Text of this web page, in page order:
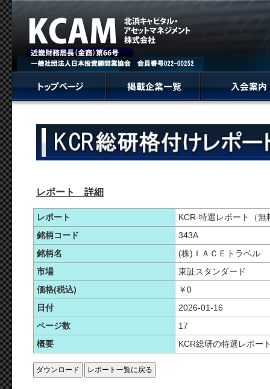
レポート 詳細
レポート
KCR-特選レポート（無
銘柄コード
343A
銘柄名
(株)ＩＡＣＥトラベル
市場
東証スタンダード
価格(税込)
￥0
日付
2026-01-16
ページ数
17
概要
KCR総研の特選レポー